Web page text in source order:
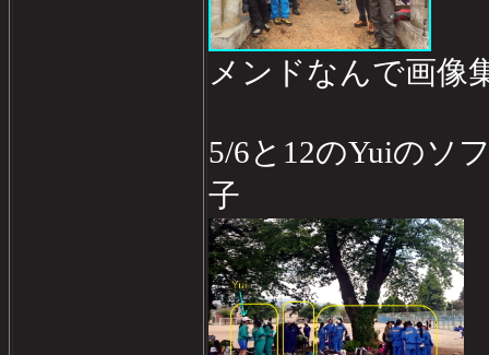
メンドなんで画像
5/6と12のYuiのソ
子